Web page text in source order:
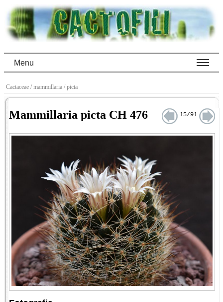
Menu
Cactaceae / mammillaria / picta
Mammillaria picta CH 476 15/91